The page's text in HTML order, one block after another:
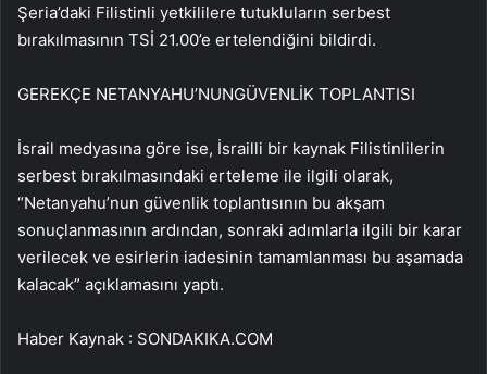
Şeria’daki Filistinli yetkililere tutukluların serbest
bırakılmasının TSİ 21.00’e ertelendiğini bildirdi.
GEREKÇE NETANYAHU’NUNGÜVENLİK TOPLANTISI
İsrail medyasına göre ise, İsrailli bir kaynak Filistinlilerin
serbest bırakılmasındaki erteleme ile ilgili olarak,
“Netanyahu’nun güvenlik toplantısının bu akşam
sonuçlanmasının ardından, sonraki adımlarla ilgili bir karar
verilecek ve esirlerin iadesinin tamamlanması bu aşamada
kalacak” açıklamasını yaptı.
Haber Kaynak : SONDAKIKA.COM